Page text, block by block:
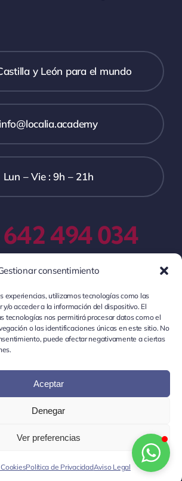
consentimiento
experiencias, utilizamos tecnologías como las
o acceder a la información del dispositivo. El
tecnologías nos permitirá procesar datos como el
o las identificaciones únicas en este sitio. No
puede afectar negativamente a ciertas
Aceptar
Denegar
Ver preferencias
Política de PrivacidadAviso Legal
y León para el mundo
info@localia.academy
Lun – Vie : 9h – 21h
642 494 034
•
Política de Cookies